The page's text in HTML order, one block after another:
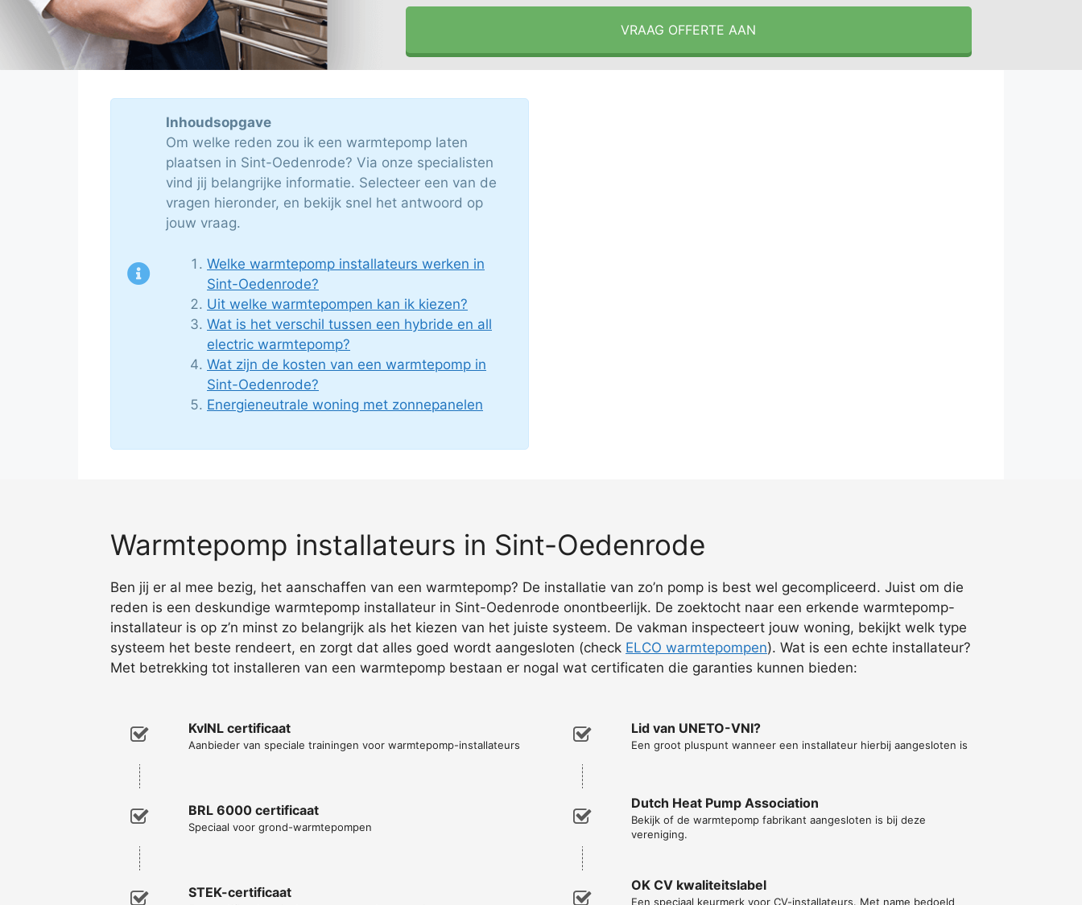
VRAAG OFFERTE AAN
Inhoudsopgave
Om welke reden zou ik een warmtepomp laten
plaatsen in Sint-Oedenrode? Via onze specialisten
vind jij belangrijke informatie. Selecteer een van de
vragen hieronder, en bekijk snel het antwoord op
jouw vraag.
Welke warmtepomp installateurs werken in
Sint-Oedenrode?
Uit welke warmtepompen kan ik kiezen?
Wat is het verschil tussen een hybride en all
electric warmtepomp?
Wat zijn de kosten van een warmtepomp in
Sint-Oedenrode?
Energieneutrale woning met zonnepanelen
Warmtepomp installateurs in Sint-Oedenrode
Ben jij er al mee bezig, het aanschaffen van een warmtepomp? De installatie van zo’n pomp is best wel gecompliceerd. Juist om die
reden is een deskundige warmtepomp installateur in Sint-Oedenrode onontbeerlijk. De zoektocht naar een erkende warmtepomp-
installateur is op z’n minst zo belangrijk als het kiezen van het juiste systeem. De vakman inspecteert jouw woning, bekijkt welk type
systeem het beste rendeert, en zorgt dat alles goed wordt aangesloten (check ELCO warmtepompen). Wat is een echte installateur?
Met betrekking tot installeren van een warmtepomp bestaan er nogal wat certificaten die garanties kunnen bieden:
KvINL certificaat
Aanbieder van speciale trainingen voor warmtepomp-installateurs
BRL 6000 certificaat
Speciaal voor grond-warmtepompen
STEK-certificaat
Lid van UNETO-VNI?
Een groot pluspunt wanneer een installateur hierbij aangesloten is
Dutch Heat Pump Association
Bekijk of de warmtepomp fabrikant aangesloten is bij deze
vereniging.
OK CV kwaliteitslabel
Een speciaal keurmerk voor CV-installateurs. Met name bedoeld